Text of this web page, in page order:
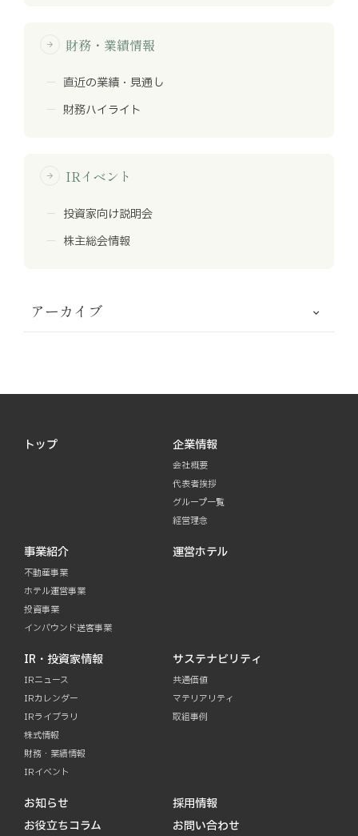
arrow_forward 財務・業績情報
直近の業績・見通し
財務ハイライト
arrow_forward IRイベント
投資家向け説明会
株主総会情報
アーカイブ
トップ 企業情報
会社概要
代表者挨拶
グループ一覧
経営理念
事業紹介
不動産事業
ホテル運営事業
投資事業
インバウンド送客事業
運営ホテル
IR・投資家情報
IRニュース
IRカレンダー
IRライブラリ
株式情報
財務・業績情報
IRイベント
サステナビリティ
共通価値
マテリアリティ
取組事例
お知らせ
お役立ちコラム
採用情報
お問い合わせ